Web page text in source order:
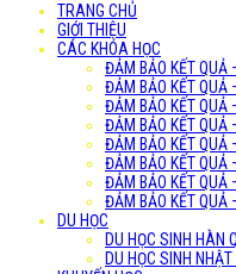
TRANG CHỦ
GIỚI THIỆU
CÁC KHÓA HỌC
ĐẢM BẢO KẾT QUẢ
ĐẢM BẢO KẾT QUẢ
ĐẢM BẢO KẾT QUẢ
ĐẢM BẢO KẾT QUẢ
ĐẢM BẢO KẾT QUẢ
ĐẢM BẢO KẾT QUẢ
ĐẢM BẢO KẾT QUẢ
ĐẢM BẢO KẾT QUẢ
DU HỌC
DU HỌC SINH HÀN
DU HỌC SINH NHẬT